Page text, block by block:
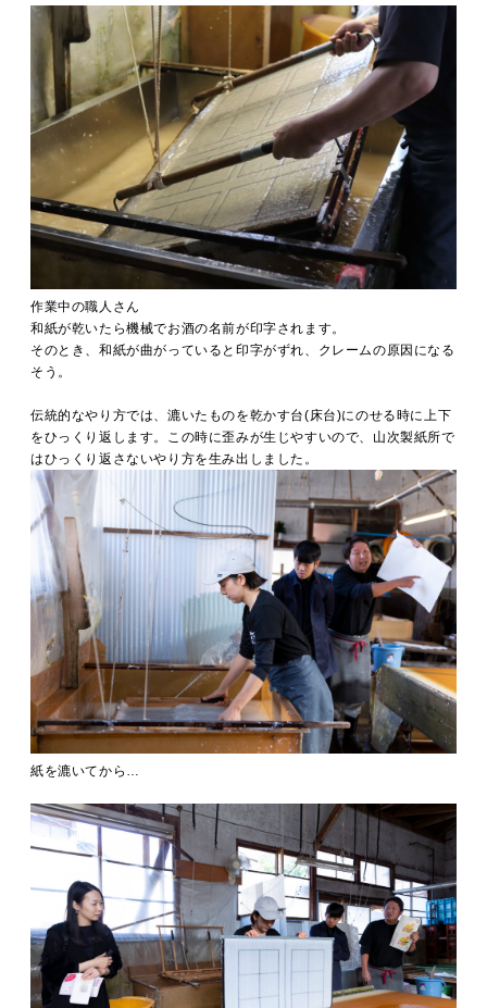
作業中の職人さん
和紙が乾いたら機械でお酒の名前が印字されます。
そのとき、和紙が曲がっていると印字がずれ、クレームの原因になる
そう。
伝統的なやり方では、漉いたものを乾かす台(床台)にのせる時に上下
をひっくり返します。この時に歪みが生じやすいので、山次製紙所で
はひっくり返さないやり方を生み出しました。
紙を漉いてから…